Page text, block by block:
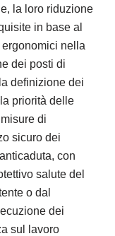
la loro riduzione
in base al
ergonomici nella
dei posti di
definizione dei
priorità delle
di
sicuro dei
con
salute del
o dal
dei
sul lavoro